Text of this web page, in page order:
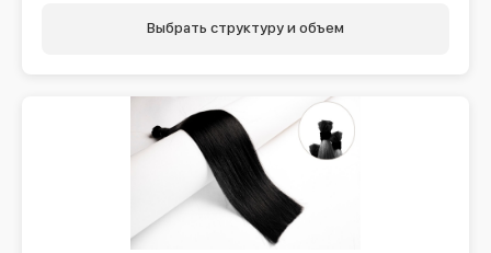
Выбрать структуру и объем